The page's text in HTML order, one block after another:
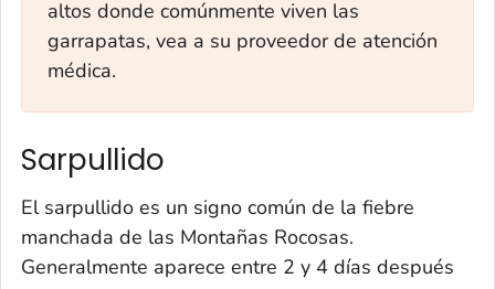
altos donde comúnmente viven las
garrapatas, vea a su proveedor de atención
médica.
Sarpullido
El sarpullido es un signo común de la fiebre
manchada de las Montañas Rocosas.
Generalmente aparece entre 2 y 4 días después